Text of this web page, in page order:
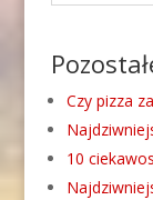
Czy pizza
10